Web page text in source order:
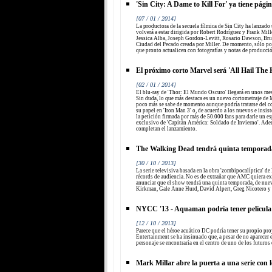
'Sin City: A Dame to Kill For' ya tiene
[07 / 01 / 2014]
La productora de la secuela fílmica de Sin City ha
volverá a estar dirigida por Robert Rodríguez y Frank
Jessica Alba, Joseph Gordon-Levitt, Rosario Dawson,
Ciudad del Pecado creada por Miller. De momento, sólo
que pronto actualicen con fotografías y notas de
El próximo corto Marvel será 'All Hail The
[02 / 01 / 2014]
El blu-ray de 'Thor: El Mundo Oscuro' llegará en unos
Sin duda, lo que más destaca es un nuevo cortometraje
poco más se sabe de momento aunque podría tratarse
su papel en 'Iron Man 3' o, de acuerdo a los nuevos e
la petición firmada por más de 50.000 fans para darle un
exclusivo de 'Capitán América: Soldado de Invierno'.
completan el lanzamiento.
The Walking Dead tendrá quinta
[30 / 10 / 2013]
La serie televisiva basada en la obra 'zombipocalíptica'
récords de audiencia. No es de extrañar que AMC quiera
anunciar que el show tendrá una quinta temporada, de
Kirkman, Gale Anne Hurd, David Alpert, Greg Nicotero
NYCC '13 - Aquaman podría tener
[12 / 10 / 2013]
Parece que el héroe acuático DC podría tener su propio
Entertainment se ha insinuado que, a pesar de no
personaje se encontraría en el centro de uno de los futuros
Mark Millar abre la puerta a una serie con